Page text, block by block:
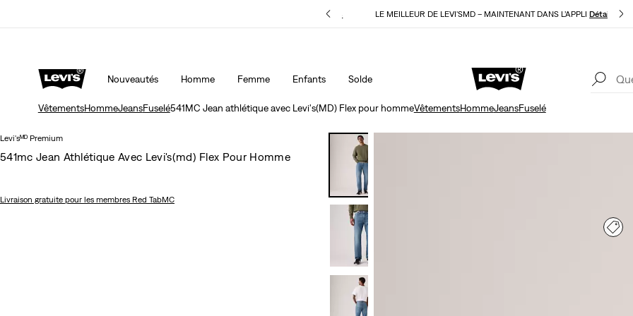
Détails LE MEILLEUR DE LEVI'SMD – MAINTENANT DANS L’APPLIDétails
Nouveautés Homme Femme Enfants Solde
15 % DE RABAIS SUR VOTRE PREMIÈRE COMMANDE
VêtementsHommeJeansFuselé541MC Jean athlétique avec Levi's(MD) Flex pour hommeVêtementsHommeJeansFuselé
Levi'sᴹᴰ Premium
541mc Jean Athlétique Avec Levi's(md) Flex Pour Homme
Livraison gratuite pour les membres Red TabMC